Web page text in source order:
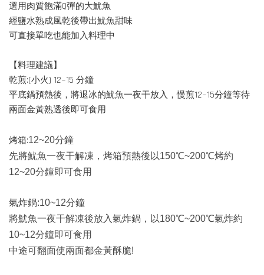
選用肉質飽滿Q彈的大魷魚
經鹽水熟成風乾後帶出魷魚甜味
可直接單吃也能加入料理中
【料理建議】
乾煎:(小火) 12~15 分鐘
平底鍋預熱後，將退冰的魷魚一夜干放入，慢煎12~15分鐘等待
兩面金黃熟透後即可食用
烤箱:12~20分鐘
先將魷魚一夜干解凍，烤箱預熱後以150℃~200℃烤約
12~20分鐘即可食用
氣炸鍋:10~12分鐘
將魷魚一夜干解凍後放入氣炸鍋，以180℃~200℃氣炸約
10~12分鐘即可食用
中途可翻面使兩面都金黃酥脆!